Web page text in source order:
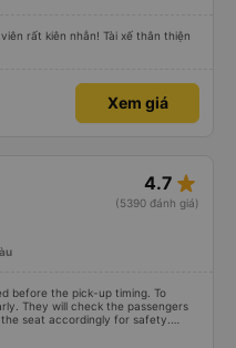
rất kiên nhẫn! Tài xế thân thiện
Xem giá
4.7 star_rate
(5390 đánh giá)
before the pick-up timing. To
They will check the passengers
seat accordingly for safety.
charging port and LCD screen is